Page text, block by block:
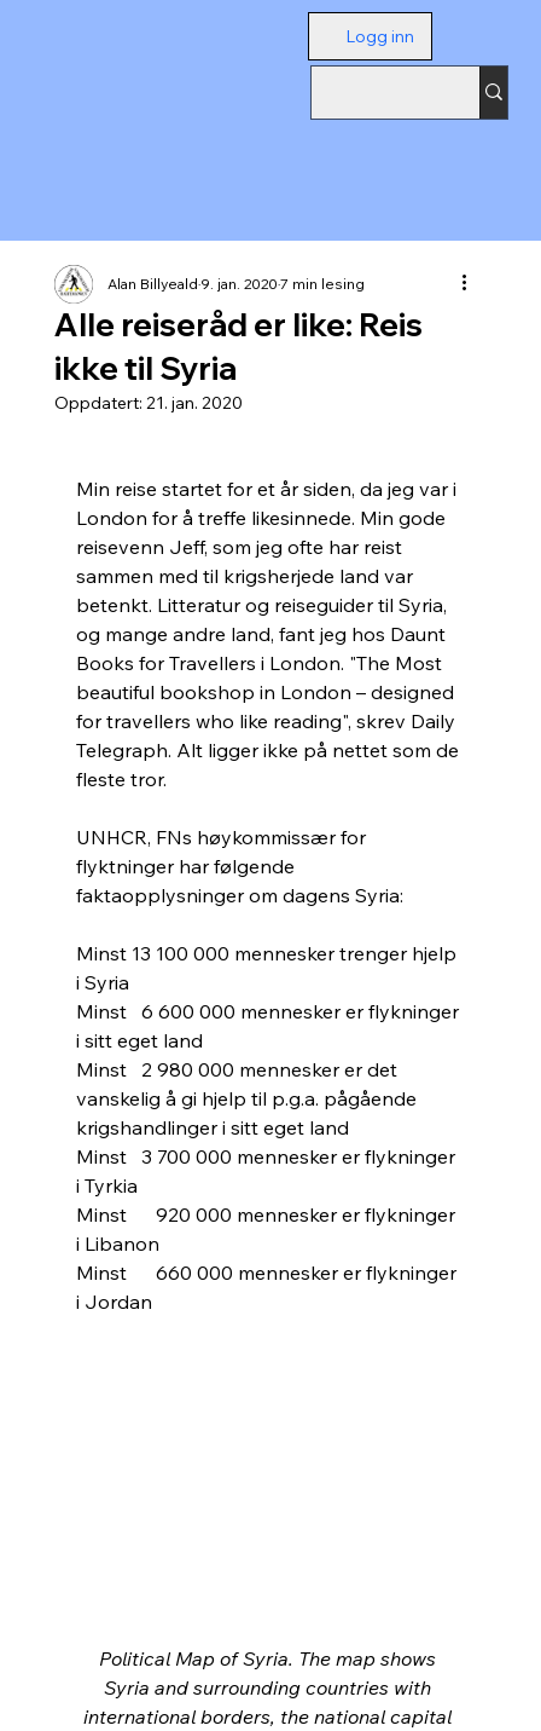
Logg inn
Alle reiseråd er like: Reis
ikke til Syria
Alan Billyeald9. jan. 20207 min lesing
Oppdatert: 21. jan. 2020
Min reise startet for et år siden, da jeg var i
London for å treffe likesinnede. Min gode
reisevenn Jeff, som jeg ofte har reist
sammen med til krigsherjede land var
betenkt. Litteratur og reiseguider til Syria,
og mange andre land, fant jeg hos Daunt
Books for Travellers i London. "The Most
beautiful bookshop in London – designed
for travellers who like reading", skrev Daily
Telegraph. Alt ligger ikke på nettet som de
fleste tror.
UNHCR, FNs høykommissær for
flyktninger har følgende
faktaopplysninger om dagens Syria:
Minst 13 100 000 mennesker trenger hjelp
i Syria
Minst   6 600 000 mennesker er flykninger
i sitt eget land
Minst   2 980 000 mennesker er det
vanskelig å gi hjelp til p.g.a. pågående
krigshandlinger i sitt eget land
Minst   3 700 000 mennesker er flykninger
i Tyrkia
Minst      920 000 mennesker er flykninger
i Libanon
Minst      660 000 mennesker er flykninger
i Jordan
Political Map of Syria. The map shows
Syria and surrounding countries with
international borders, the national capital